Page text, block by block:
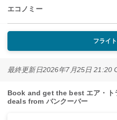
エコノミー
フライ
最終更新日2026年7月25日 21:20
Book and get the best エア・
deals from バンクーバー